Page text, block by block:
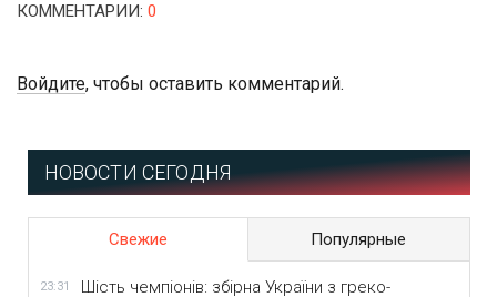
КОММЕНТАРИИ: 0
Войдите, чтобы оставить комментарий.
НОВОСТИ СЕГОДНЯ
Свежие Популярные
23:31
Шість чемпіонів: збірна України з греко-